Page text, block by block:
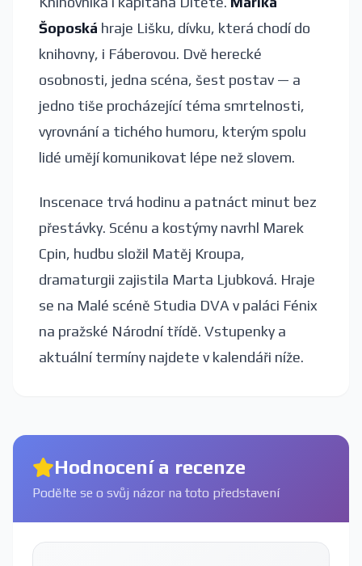
Šoposká hraje Lišku, dívku, která chodí do
knihovny, i Fáberovou. Dvě herecké
osobnosti, jedna scéna, šest postav — a
jedno tiše procházející téma smrtelnosti,
vyrovnání a tichého humoru, kterým spolu
lidé umějí komunikovat lépe než slovem.
Inscenace trvá hodinu a patnáct minut bez
přestávky. Scénu a kostýmy navrhl Marek
Cpin, hudbu složil Matěj Kroupa,
dramaturgii zajistila Marta Ljubková. Hraje
se na Malé scéně Studia DVA v paláci Fénix
na pražské Národní třídě. Vstupenky a
aktuální termíny najdete v kalendáři níže.
Hodnocení a recenze
Podělte se o svůj názor na toto představení